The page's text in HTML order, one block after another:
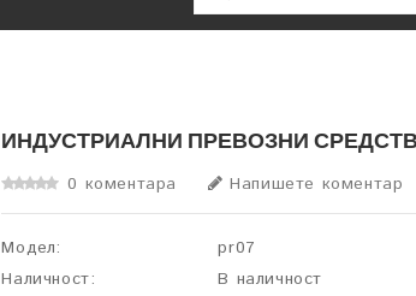
ИНДУСТРИАЛНИ ПРЕВОЗНИ
0 коментара Напишете коментар
Модел:
pr07
Наличност:
В наличност